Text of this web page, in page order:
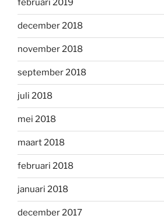
februari 2019
december 2018
november 2018
september 2018
juli 2018
mei 2018
maart 2018
februari 2018
januari 2018
december 2017